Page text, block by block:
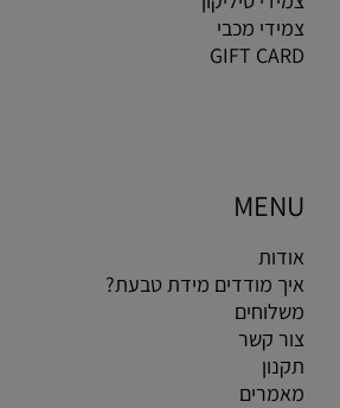
צמידי מכבי
GIFT CARD
MENU
אודות
איך מודדים מידת טבעת?
משלוחים
צור קשר
תקנון
מאמרים